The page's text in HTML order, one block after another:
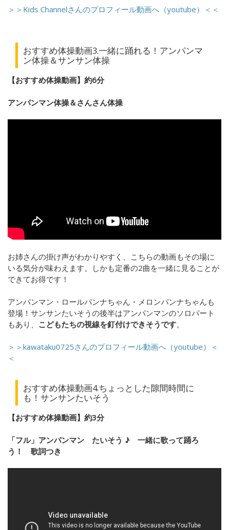
＞＞Kids Channelさんのプロフィール動画へ（youtube）＜＜
おすすめ体操動画3.一緒に踊れる！アンパンマ
ン体操＆サンサン体操
【おすすめ体操動画】約6分
アンパンマン体操＆さんさん体操
お姉さんの掛け声がわかりやすく、こちらの動画もその場に
いる気分が味わえます。しかも定番の2曲を一緒に見ることが
できてお得です！
アンパンマン・ロールパンナちゃん・メロンパンナちゃんも
登場！サンサンたいそうの後半はアンパンマンのソロパート
もあり、 こどもたちの視線を釘付けできそうです。
＞＞kawataku0725さんのプロフィール動画へ（youtube）＜
＜
おすすめ体操動画4.ちょっとした隙間時間に
も！サンサンたいそう
【おすすめ体操動画】約3分
「フル」アンパンマン たいそう ♪ 一緒に歌って踊ろ
う！ 歌詞つき